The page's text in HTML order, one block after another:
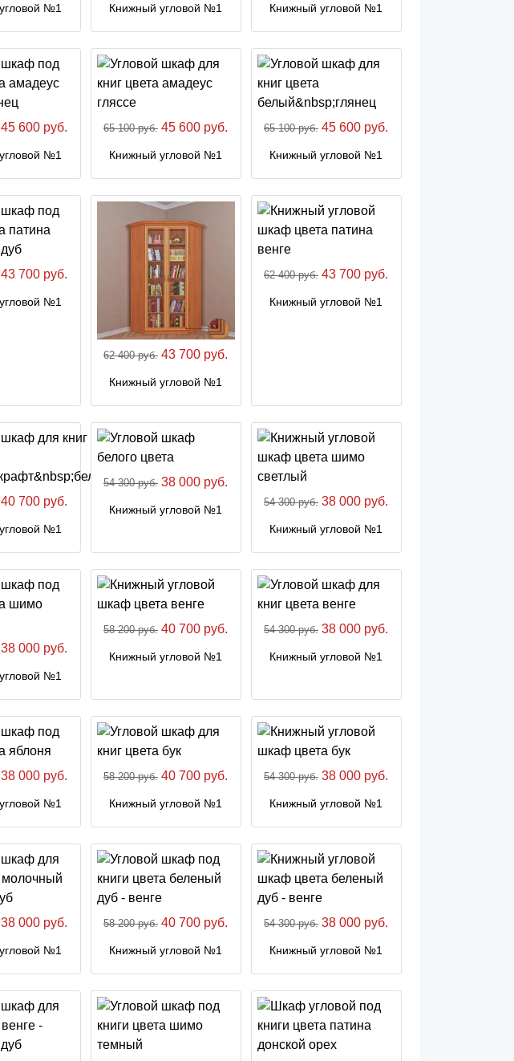
№1 Книжный угловой №1 Книжный угловой №1
45 600 руб.
№1
65 100 руб. 45 600 руб.
Книжный угловой №1
65 100 руб. 45 600 руб.
Книжный угловой №1
43 700 руб.
№1
62 400 руб. 43 700 руб.
Книжный угловой №1
62 400 руб. 43 700 руб.
Книжный угловой №1
40 700 руб.
№1
54 300 руб. 38 000 руб.
Книжный угловой №1
54 300 руб. 38 000 руб.
Книжный угловой №1
38 000 руб.
№1
58 200 руб. 40 700 руб.
Книжный угловой №1
54 300 руб. 38 000 руб.
Книжный угловой №1
38 000 руб.
№1
58 200 руб. 40 700 руб.
Книжный угловой №1
54 300 руб. 38 000 руб.
Книжный угловой №1
38 000 руб.
№1
58 200 руб. 40 700 руб.
Книжный угловой №1
54 300 руб. 38 000 руб.
Книжный угловой №1